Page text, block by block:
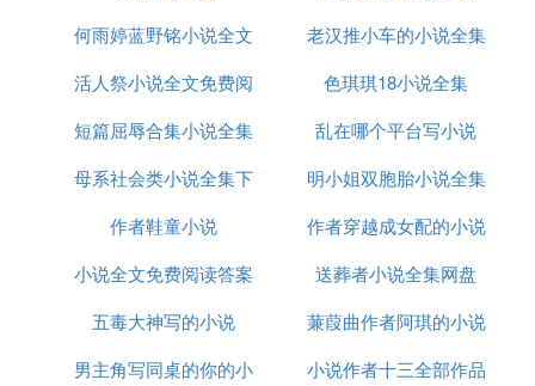
等胡人势力被迫撤出中原。石遵、石鉴、石琨、石
宠、石蟠被灭三族，羯族的主力军被完全消灭。至
此，石虎的十四个儿子，两个被他自己处死；六个自
相残杀而死；五个被冉闵灭族，一个投靠东晋，被斩
子孙身上得到了报应。 公元352年。冉闵将城中的军
粮分给百姓。独自带领1万人马（步兵为主）去争
队）包围。在拼死突围的冉魏士兵掩护下，冉闵连杀
三百余人，终于杀出包围圈（战斗经过本文从略），
但那匹和冉闵一样勇猛的朱龙战马却因过度疲劳而倒
下，冉闵被俘，他的手下仍然在机械地和敌人拼命，
何雨婷蓝野铭小说全文
免费阅读
老汉推小车的小说全集
活人祭小说全文免费阅
色琪琪18小说全集
短篇屈辱合集小说全集
乱在哪个平台写小说
母系社会类小说全集下
载
明小姐双胞胎小说全集
作者鞋童小说
作者穿越成女配的小说
排行榜
小说全文免费阅读答案
送葬者小说全集网盘
五毒大神写的小说
蒹葭曲作者阿琪的小说
男主角写同桌的你的小
小说作者十三全部作品